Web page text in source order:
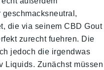
die via seinem CBD Gout
zurecht fuehren. Die
jedoch die irgendwas
Liquids. Zunächst müssen